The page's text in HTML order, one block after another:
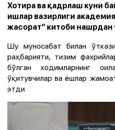
Хотира ва қадрлаш куни
ишлар вазирлиги
жасорат” китоби нашрдан
Шу муносабат билан
раҳбарияти, тизим
бўлган ходимларнинг
ўқитувчилар ва ёшлар
этди.